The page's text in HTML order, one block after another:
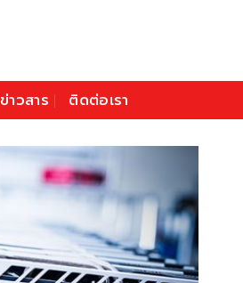
ข่าวสาร ติดต่อเรา